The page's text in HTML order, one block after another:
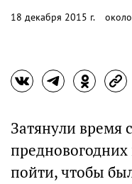
18 декабря 2015 г.
Затянули время
предновогодних
пойти, чтобы